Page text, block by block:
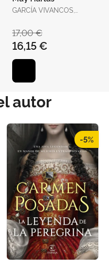
GARCÍA VIVANCOS,
17,00 €
16,15 €
autor
-5%